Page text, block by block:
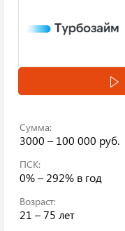
Сумма:
3000 – 100 000 руб.
ПСК:
0% – 292% в год
Возраст:
21 – 75 лет